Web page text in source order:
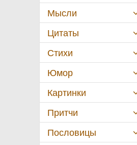
Мысли
Цитаты
Стихи
Юмор
Картинки
Притчи
Пословицы